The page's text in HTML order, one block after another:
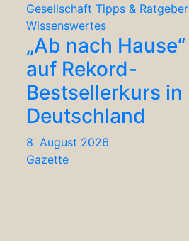
Gesellschaft Tipps & Ratgeber
Wissenswertes
„Ab nach Hause“
auf Rekord-
Bestsellerkurs in
Deutschland
8. August 2026
Gazette